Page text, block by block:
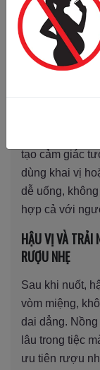
xôi, cùng chút
các dòng vang
VỊ TRÊN VÒM
GIÁC UỐNG
vị ngọt vừa
quá ngọt như
tạo cảm giác
dùng khai vị
dễ uống,
hợp cả với
HẬU VỊ VÀ TRẢI
RƯỢU NHẸ
Sau khi nuốt,
vòm miệng,
dai dẳng.
lâu trong tiệc
ưu tiên rượu